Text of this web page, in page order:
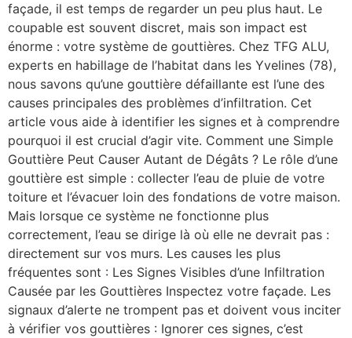
façade, il est temps de regarder un peu plus haut. Le
coupable est souvent discret, mais son impact est
énorme : votre système de gouttières. Chez TFG ALU,
experts en habillage de l’habitat dans les Yvelines (78),
nous savons qu’une gouttière défaillante est l’une des
causes principales des problèmes d’infiltration. Cet
article vous aide à identifier les signes et à comprendre
pourquoi il est crucial d’agir vite. Comment une Simple
Gouttière Peut Causer Autant de Dégâts ? Le rôle d’une
gouttière est simple : collecter l’eau de pluie de votre
toiture et l’évacuer loin des fondations de votre maison.
Mais lorsque ce système ne fonctionne plus
correctement, l’eau se dirige là où elle ne devrait pas :
directement sur vos murs. Les causes les plus
fréquentes sont : Les Signes Visibles d’une Infiltration
Causée par les Gouttières Inspectez votre façade. Les
signaux d’alerte ne trompent pas et doivent vous inciter
à vérifier vos gouttières : Ignorer ces signes, c’est